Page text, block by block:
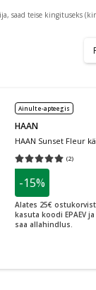
Ainult e-apteegis
HAAN
HAAN Sunset Fleur
(2)
Keskmine hinnang 5.00
-15%
Alates 25€ ostukorvist
kasuta koodi EPAEV ja
saa allahindlus.